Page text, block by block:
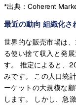
*出典：Coherent
最近の動向 組織化さ
世界的な販売市場は
る使い捨て収入と発
す。 推定によると、
みです。 この人口統
ーケットの大規模な
します。 しかし、急